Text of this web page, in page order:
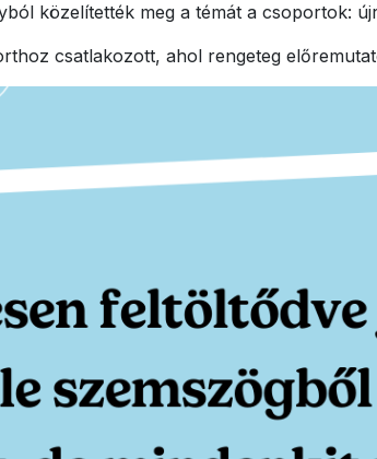
közelítették meg a témát a csoportok:
csatlakozott, ahol rengeteg